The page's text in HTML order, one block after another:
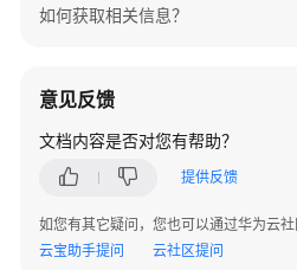
题
次
发
iRTC
如何获取相关信息？
意见反馈
文档内容是否对您有帮助？
提供反馈
如您有其它疑问，您也可以通过华为云
云宝助手提问
云社区提问